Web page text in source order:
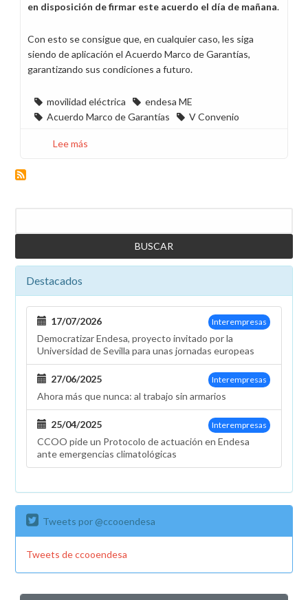
en disposición de firmar este acuerdo el día de mañana.
Con esto se consigue que, en cualquier caso, les siga
siendo de aplicación el Acuerdo Marco de Garantías,
garantizando sus condiciones a futuro.
movilidad eléctrica
endesa ME
Acuerdo Marco de Garantías
V Convenio
Lee más
Eléctrica
dentro
ámbito
funcional
de
convenio
Destacados
Interempresas
17/07/2026
Democratizar Endesa, proyecto invitado por la
Universidad de Sevilla para unas jornadas europeas
Interempresas
27/06/2025
Ahora más que nunca: al trabajo sin armarios
Interempresas
25/04/2025
CCOO pide un Protocolo de actuación en Endesa
ante emergencias climatológicas
Tweets por @ccooendesa
Tweets de ccooendesa